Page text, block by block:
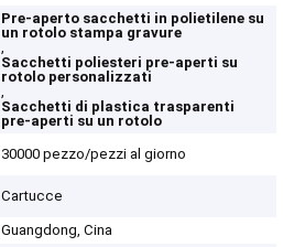
Pre-aperto sacchetti in polietilene su
un rotolo stampa gravure
,
Sacchetti poliesteri pre-aperti su
rotolo personalizzati
,
Sacchetti di plastica trasparenti
pre-aperti su un rotolo
30000 pezzo/pezzi al giorno
Cartucce
Guangdong, Cina